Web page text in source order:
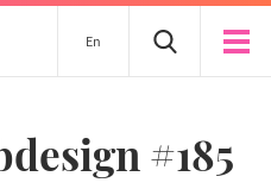
En
#185